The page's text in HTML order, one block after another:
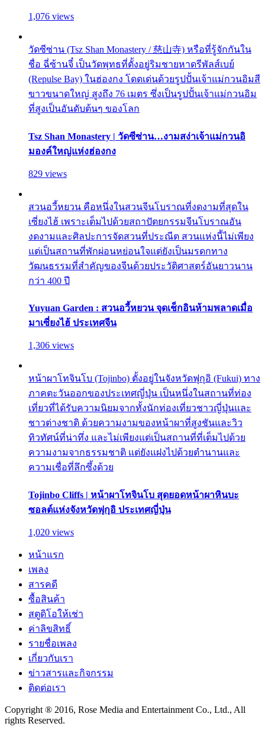
1,076 views
วัดซีซ่าน (Tsz Shan Monastery / 慈山寺) หรือที่รู้จักกันใน
ชื่อ ฉี่ซ้านจี๋ เป็นวัดพุทธที่ตั้งอยู่ริมชายหาดรีพัลส์เบย์
(Repulse Bay) ในฮ่องกง โดดเด่นด้วยรูปปั้นเจ้าแม่กวนอิมสี
ขาวขนาดใหญ่ สูงถึง 76 เมตร ซึ่งเป็นรูปปั้นเจ้าแม่กวนอิม
ที่สูงเป็นอันดับต้นๆ ของโลก
Tsz Shan Monastery | วัดซีซ่าน…งามสง่าเจ้าแม่กวนอิ
มองค์ใหญ่แห่งฮ่องกง
829 views
สวนอวี้หยวน คือหนึ่งในสวนจีนโบราณที่งดงามที่สุดใน
เซี่ยงไฮ้ เพราะเต็มไปด้วยสถาปัตยกรรมจีนโบราณอัน
งดงามและศิลปะการจัดสวนที่ประณีต สวนแห่งนี้ไม่เพียง
แต่เป็นสถานที่พักผ่อนหย่อนใจแต่ยังเป็นมรดกทาง
วัฒนธรรมที่สำคัญของจีนด้วยประวัติศาสตร์อันยาวนาน
กว่า 400 ปี
Yuyuan Garden : สวนอวี้หยวน จุดเช็กอินห้ามพลาดเมื่อ
มาเซี่ยงไฮ้ ประเทศจีน
1,306 views
หน้าผาโทจินโบ (Tojinbo) ตั้งอยู่ในจังหวัดฟุกุอิ (Fukui) ทาง
ภาคตะวันออกของประเทศญี่ปุ่น เป็นหนึ่งในสถานที่ท่อง
เที่ยวที่ได้รับความนิยมจากทั้งนักท่องเที่ยวชาวญี่ปุ่นและ
ชาวต่างชาติ ด้วยความงามของหน้าผาที่สูงชันและวิว
ทิวทัศน์ที่น่าทึ่ง และไม่เพียงแต่เป็นสถานที่ที่เต็มไปด้วย
ความงามจากธรรมชาติ แต่ยังแฝงไปด้วยตำนานและ
ความเชื่อที่ลึกซึ้งด้วย
Tojinbo Cliffs | หน้าผาโทจินโบ สุดยอดหน้าผาหินบะ
ซอลต์แห่งจังหวัดฟุกุอิ ประเทศญี่ปุ่น
1,020 views
หน้าแรก
เพลง
สารคดี
ซื้อสินค้า
สตูดิโอให้เช่า
ค่าลิขสิทธิ์
รายชื่อเพลง
เกี่ยวกับเรา
ข่าวสารและกิจกรรม
ติดต่อเรา
Copyright ® 2016, Rose Media and Entertainment Co., Ltd., All
rights Reserved.